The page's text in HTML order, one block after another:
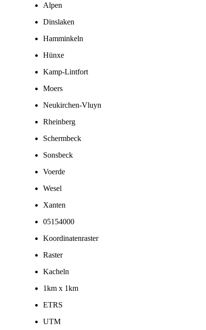
Alpen
Dinslaken
Hamminkeln
Hünxe
Kamp-Lintfort
Moers
Neukirchen-Vluyn
Rheinberg
Schermbeck
Sonsbeck
Voerde
Wesel
Xanten
05154000
Koordinatenraster
Raster
Kacheln
1km x 1km
ETRS
UTM